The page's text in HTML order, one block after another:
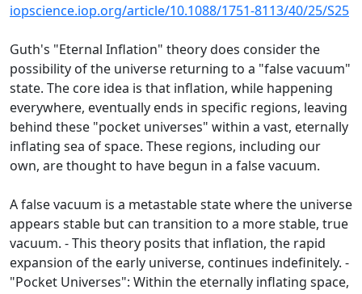
iopscience.iop.org/article/10.1088/1751-8113/40/25/S25
Guth's "Eternal Inflation" theory does consider the
possibility of the universe returning to a "false vacuum"
state. The core idea is that inflation, while happening
everywhere, eventually ends in specific regions, leaving
behind these "pocket universes" within a vast, eternally
inflating sea of space. These regions, including our
own, are thought to have begun in a false vacuum.
A false vacuum is a metastable state where the universe
appears stable but can transition to a more stable, true
vacuum. - This theory posits that inflation, the rapid
expansion of the early universe, continues indefinitely. -
"Pocket Universes": Within the eternally inflating space,